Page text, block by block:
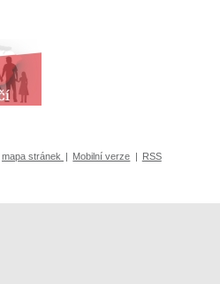
mapa stránek Mobilní verze RSS